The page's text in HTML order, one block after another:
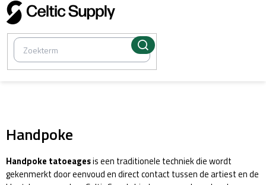
Overslaan
naar
inhoud
Handpoke
Handpoke tatoeagesis een traditionele techniek die wordt
gekenmerkt door eenvoud en direct contact tussen de artiest en de